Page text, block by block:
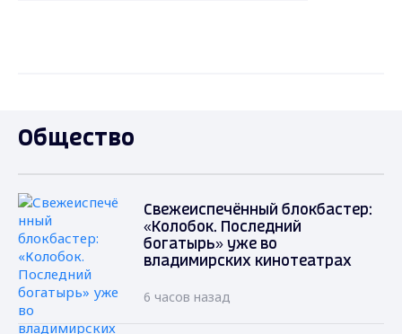
Общество
Свежеиспечённый блокбастер:
«Колобок. Последний
богатырь» уже во
владимирских кинотеатрах
6 часов назад